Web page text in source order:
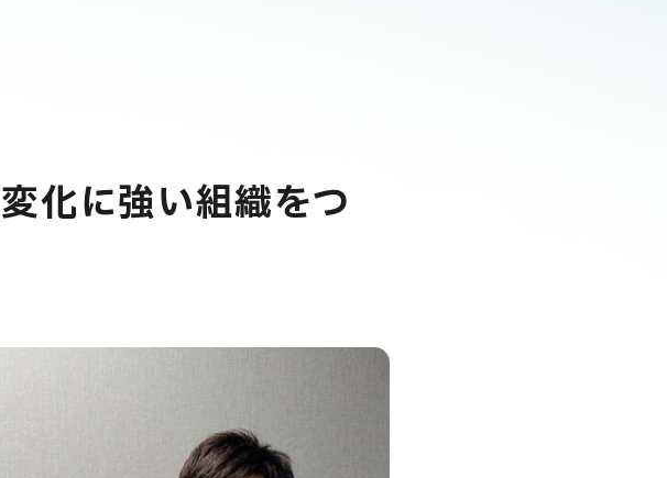
化に強い組織をつ